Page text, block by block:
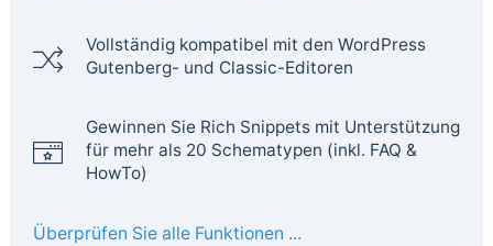
Vollständig kompatibel mit den WordPress
Gutenberg- und Classic-Editoren
Gewinnen Sie Rich Snippets mit Unterstützung
für mehr als 20 Schematypen (inkl. FAQ &
HowTo)
Überprüfen Sie alle Funktionen ...